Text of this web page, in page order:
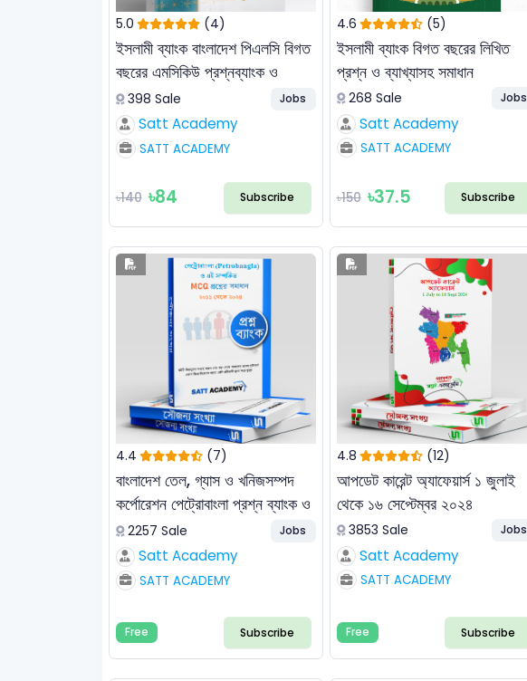
5.0 (4)
ইসলামী ব্যাংক বাংলাদেশ পিএলসি বিগত
বছরের এমসিকিউ প্রশ্নব্যাংক ও
ব্যাখ্যাসহ সমাধান
398 Sale Jobs
Satt Academy
SATT ACADEMY
৳140 ৳84 Subscribe
4.6 (5)
ইসলামী ব্যাংক বিগত বছরের লিখিত
প্রশ্ন ও ব্যাখ্যাসহ সমাধান
268 Sale Jobs
Satt Academy
SATT ACADEMY
৳150 ৳37.5 Subscribe
4.4 (7)
বাংলাদেশ তেল, গ্যাস ও খনিজসম্পদ
কর্পোরেশন পেট্রোবাংলা প্রশ্ন ব্যাংক ও
সমাধান
2257 Sale Jobs
Satt Academy
SATT ACADEMY
Free Subscribe
4.8 (12)
আপডেট কারেন্ট অ্যাফেয়ার্স ১ জুলাই
থেকে ১৬ সেপ্টেম্বর ২০২৪
3853 Sale Jobs
Satt Academy
SATT ACADEMY
Free Subscribe